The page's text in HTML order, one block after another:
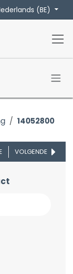
(BE)
14052800
VOLGENDE